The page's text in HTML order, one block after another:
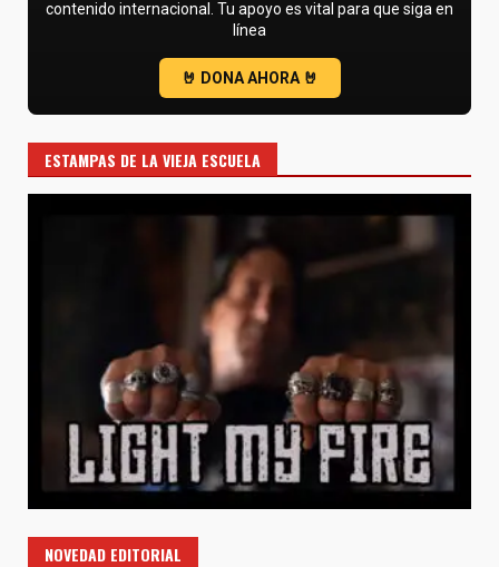
contenido internacional. Tu apoyo es vital para que siga en
línea
ESTAMPAS DE LA VIEJA ESCUELA
NOVEDAD EDITORIAL